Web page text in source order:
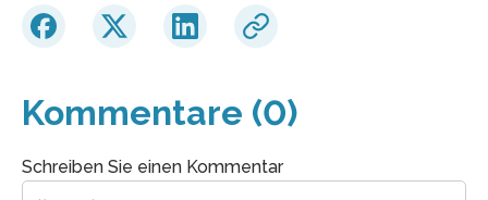
Kommentare (0)
Schreiben Sie einen Kommentar